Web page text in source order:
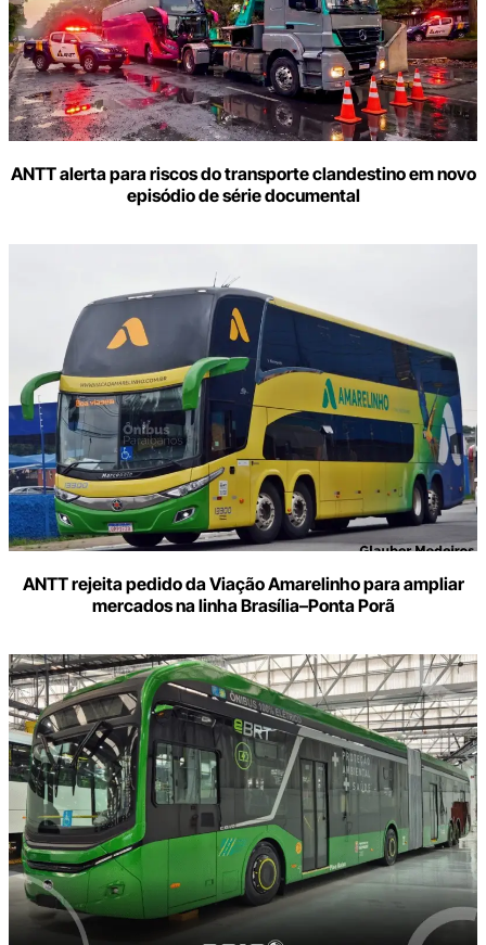
ANTT alerta para riscos do transporte clandestino em novo
episódio de série documental
ANTT rejeita pedido da Viação Amarelinho para ampliar
mercados na linha Brasília–Ponta Porã